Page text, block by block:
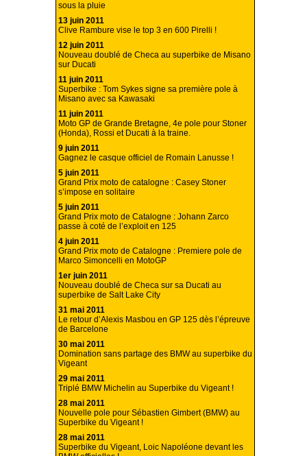
sous la pluie
13 juin 2011
Clive Rambure vise le top 3 en 600 Pirelli !
12 juin 2011
Nouveau doublé de Checa au superbike de Misano
sur Ducati
11 juin 2011
Superbike : Tom Sykes signe sa première pole à
Misano avec sa Kawasaki
11 juin 2011
Moto GP de Grande Bretagne, 4e pole pour Stoner
(Honda), Rossi et Ducati à la traine.
9 juin 2011
Gagnez le casque officiel de Romain Lanusse !
5 juin 2011
Grand Prix moto de catalogne : Casey Stoner
s’impose en solitaire
5 juin 2011
Grand Prix moto de Catalogne : Johann Zarco
passe à coté de l’exploit en 125
4 juin 2011
Grand Prix moto de Catalogne : Premiere pole de
Marco Simoncelli en MotoGP
1er juin 2011
Nouveau doublé de Checa sur sa Ducati au
superbike de Salt Lake City
31 mai 2011
Le retour d’Alexis Masbou en GP 125 dès l’épreuve
de Barcelone
30 mai 2011
Domination sans partage des BMW au superbike du
Vigeant
29 mai 2011
Triplé BMW Michelin au Superbike du Vigeant !
28 mai 2011
Nouvelle pole pour Sébastien Gimbert (BMW) au
Superbike du Vigeant !
28 mai 2011
Superbike du Vigeant, Loic Napoléone devant les